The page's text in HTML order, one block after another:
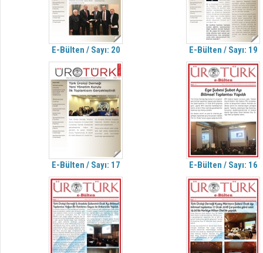
E-Bülten / Sayı: 20 E-Bülten / Sayı: 19
E-Bülten / Sayı: 17 E-Bülten / Sayı: 16